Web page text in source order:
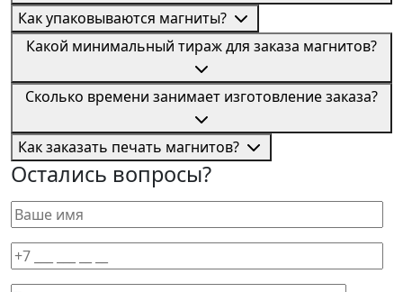
Как упаковываются магниты?
Какой минимальный тираж для заказа магнитов?
Сколько времени занимает изготовление заказа?
Как заказать печать магнитов?
Остались вопросы?